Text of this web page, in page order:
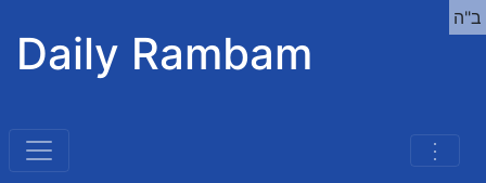
Daily Rambam
⋮
ב"ה